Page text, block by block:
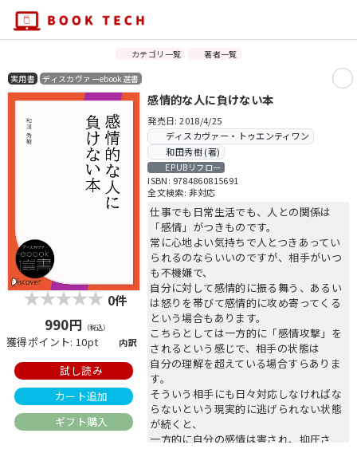
カテゴリ一覧 著者一覧
実用書 ディスカヴァーebook選書
0件
990円 （税込）
獲得ポイント: 10pt 内訳
試し読み
カート追加
ギフト購入
感情的な人に負けない本
発売日: 2018/4/25
ディスカヴァー・トゥエンティワン
和田秀樹 (著)
EPUBリフロー
ISBN: 9784860815691
全文検索: 非対応
仕事でも日常生活でも、人との関係は
「感情」がつきものです。
常に心地よい気持ちで人とつきあってい
られるのならいいのですが、相手がいつ
も不機嫌で、
自分に対して感情的に振る舞う、あるい
は怒りを帯びて感情的に攻め寄ってくる
という場合もあります。
こちらとしては一方的に「感情攻撃」を
されるという感じで、相手の状態は
自分の理解を超えている場合すらありま
す。
そういう相手にも日々対応しなければな
らないという現実的に逃げられない状態
が続くと、
一方的に自分の感情は害され、抑圧さ